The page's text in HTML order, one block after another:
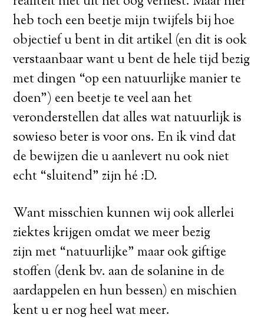
heb toch een beetje mijn twijfels bij hoe
objectief u bent in dit artikel (en dit is ook
verstaanbaar want u bent de hele tijd bezig
met dingen “op een natuurlijke manier te
doen”) een beetje te veel aan het
veronderstellen dat alles wat natuurlijk is
sowieso beter is voor ons. En ik vind dat
de bewijzen die u aanlevert nu ook niet
echt “sluitend” zijn hé :D.
Want misschien kunnen wij ook allerlei
ziektes krijgen omdat we meer bezig
zijn met “natuurlijke” maar ook giftige
stoffen (denk bv. aan de solanine in de
aardappelen en hun bessen) en mischien
kent u er nog heel wat meer.